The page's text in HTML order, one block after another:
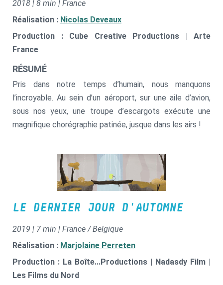
2018 | 8 min | France
Réalisation : Nicolas Deveaux
Production : Cube Creative Productions | Arte
France
RÉSUMÉ
Pris dans notre temps d’humain, nous manquons
l’incroyable. Au sein d’un aéroport, sur une aile d’avion,
sous nos yeux, une troupe d’escargots exécute une
magnifique chorégraphie patinée, jusque dans les airs !
LE DERNIER JOUR D'AUTOMNE
2019 | 7 min | France / Belgique
Réalisation : Marjolaine Perreten
Production : La Boîte...Productions | Nadasdy Film |
Les Films du Nord